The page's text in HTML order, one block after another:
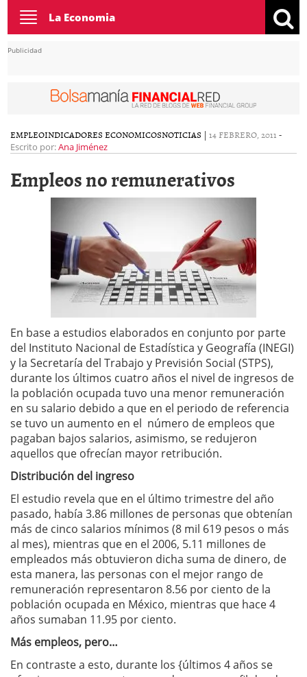
Toggle
navigation
La Economia
Publicidad
EMPLEOINDICADORES ECONOMICOSNOTICIAS | 14 FEBRERO, 2011 -
Escrito por:Ana Jiménez
Empleos no remunerativos
En base a estudios elaborados en conjunto por parte
del Instituto Nacional de Estadística y Geografía (INEGI)
y la Secretaría del Trabajo y Previsión Social (STPS),
durante los últimos cuatro años el nivel de ingresos de
la población ocupada tuvo una menor remuneración
en su salario debido a que en el periodo de referencia
se tuvo un aumento en el número de empleos que
pagaban bajos salarios, asimismo, se redujeron
aquellos que ofrecían mayor retribución.
Distribución del ingreso
El estudio revela que en el último trimestre del año
pasado, había 3.86 millones de personas que obtenían
más de cinco salarios mínimos (8 mil 619 pesos o más
al mes), mientras que en el 2006, 5.11 millones de
empleados más obtuvieron dicha suma de dinero, de
esta manera, las personas con el mejor rango de
remuneración representaron 8.56 por ciento de la
población ocupada en México, mientras que hace 4
años sumaban 11.95 por ciento.
Más empleos, pero…
En contraste a esto, durante los {últimos 4 años se